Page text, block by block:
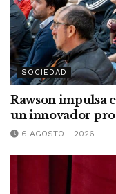
SOCIEDAD
Rawson impulsa
un innovador
6 AGOSTO - 2026